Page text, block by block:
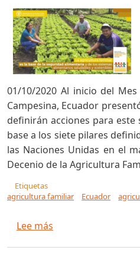
01/10/2020 Al inicio del
Campesina, Ecuador
definirán acciones para
base a los siete pilares
las Naciones Unidas en el
Decenio de la Agricultura
Etiquetas
agricultura familiar
Ecuador
Lee más